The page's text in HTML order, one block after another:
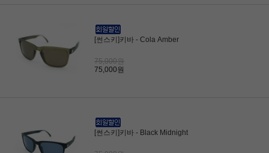
[썬스키]키바 - Cola Amber
75,000원
75,000원
[썬스키]키바 - Black Midnight